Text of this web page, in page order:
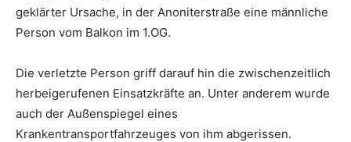
geklärter Ursache, in der Anoniterstraße eine männliche
Person vom Balkon im 1.OG.
Die verletzte Person griff darauf hin die zwischenzeitlich
herbeigerufenen Einsatzkräfte an. Unter anderem wurde
auch der Außenspiegel eines
Krankentransportfahrzeuges von ihm abgerissen.